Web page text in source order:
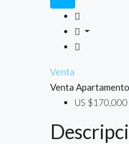
Venta
Venta
US $170,000